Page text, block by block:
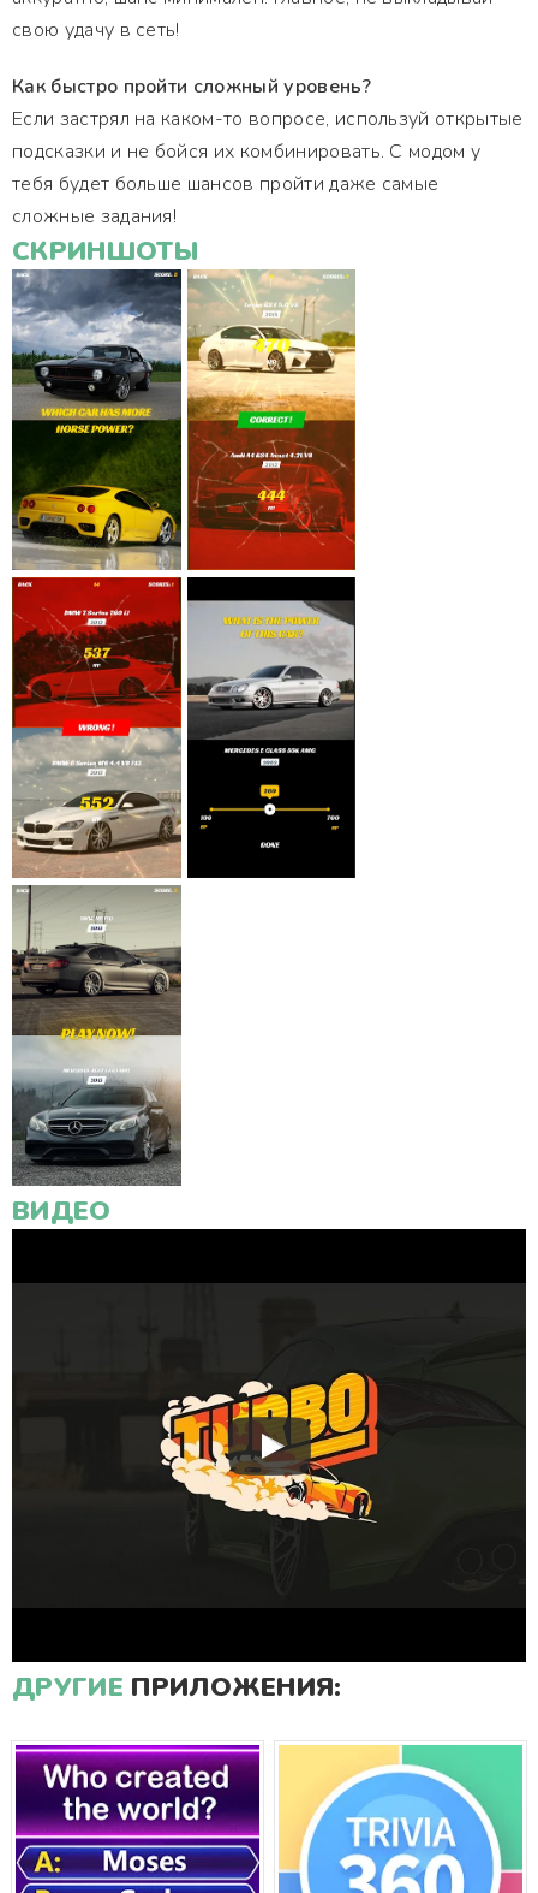
свою удачу в сеть!
Как быстро пройти сложный уровень?
Если застрял на каком-то вопросе, используй открытые
подсказки и не бойся их комбинировать. С модом у
тебя будет больше шансов пройти даже самые
сложные задания!
СКРИНШОТЫ
ВИДЕО
ДРУГИЕ ПРИЛОЖЕНИЯ: